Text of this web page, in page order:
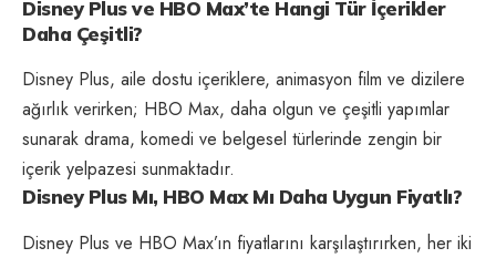
Disney Plus ve HBO Max’te Hangi Tür İçerikler
Daha Çeşitli?
Disney Plus, aile dostu içeriklere, animasyon film ve dizilere
ağırlık verirken; HBO Max, daha olgun ve çeşitli yapımlar
sunarak drama, komedi ve belgesel türlerinde zengin bir
içerik yelpazesi sunmaktadır.
Disney Plus Mı, HBO Max Mı Daha Uygun Fiyatlı?
Disney Plus ve HBO Max’ın fiyatlarını karşılaştırırken, her iki